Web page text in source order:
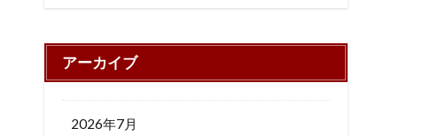
アーカイブ
2026年7月